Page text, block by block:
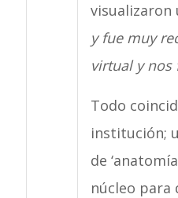
visualizaron
y fue muy
virtual y
Todo
institución;
de
núcleo para